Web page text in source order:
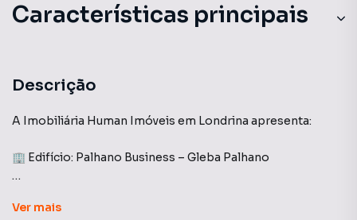
Características principais
Sala de Reunião
Auditório
Portão Eletrônico
Descrição
A Imobiliária Human Imóveis em Londrina apresenta:
🏢 Edifício: Palhano Business – Gleba Palhano
ambiente moderno, funcional e bem iluminado, ideal para
Ver mais